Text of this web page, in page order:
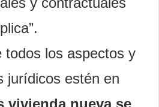
todos los aspectos y
jurídicos estén en
vivienda nueva se